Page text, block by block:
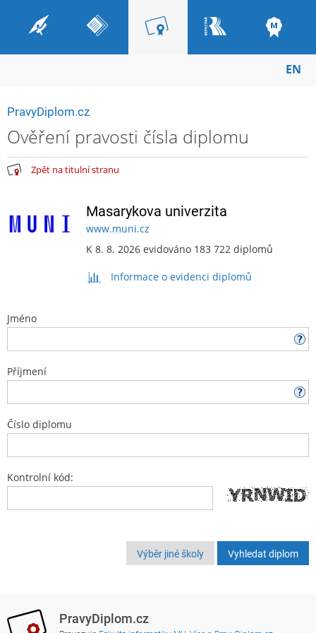
EN
PravyDiplom.cz
Ověření pravosti čísla diplomu
Zpět na titulní stranu
Masarykova univerzita
www.muni.cz
K 8. 8. 2026 evidováno 183 722 diplomů
Informace o evidenci diplomů
Jméno
Příjmení
Číslo diplomu
Kontrolní kód:
Výběr jiné školy
PravyDiplom.cz